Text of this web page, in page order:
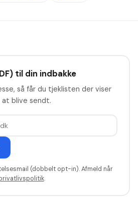
til din indbakke
så får du tjeklisten der viser
blive sendt.
(dobbelt opt-in). Afmeld når
.